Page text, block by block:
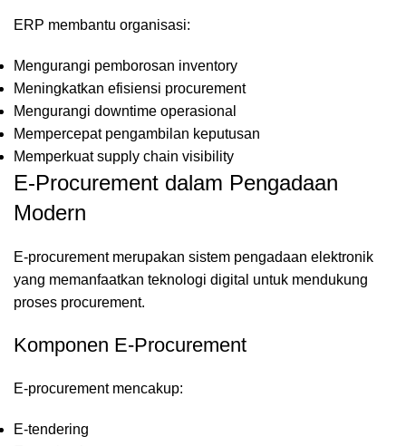
ERP membantu organisasi:
Mengurangi pemborosan inventory
Meningkatkan efisiensi procurement
Mengurangi downtime operasional
Mempercepat pengambilan keputusan
Memperkuat supply chain visibility
E-Procurement dalam Pengadaan
Modern
E-procurement merupakan sistem pengadaan elektronik
yang memanfaatkan teknologi digital untuk mendukung
proses procurement.
Komponen E-Procurement
E-procurement mencakup:
E-tendering